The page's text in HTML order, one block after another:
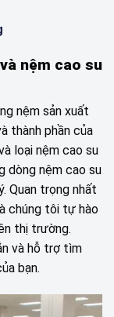
nệm cao su
nệm sản xuất
thành phần của
loại nệm cao su
dòng nệm cao su
Quan trọng nhất
chúng tôi tự hào
thị trường.
và hỗ trợ tìm
bạn.